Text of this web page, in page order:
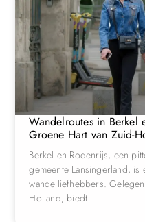
Wandelroutes in Berkel
Groene Hart van Zuid-
Berkel en Rodenrijs, een
gemeente Lansingerland,
wandelliefhebbers.
Holland, biedt